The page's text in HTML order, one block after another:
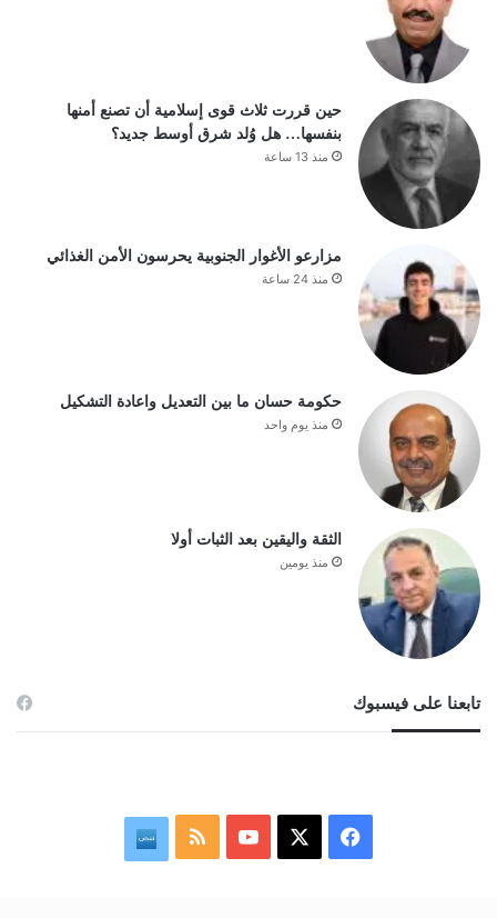
حين قررت ثلاث قوى إسلامية أن تصنع أمنها
بنفسها… هل وُلد شرق أوسط جديد؟
منذ 13 ساعة
مزارعو الأغوار الجنوبية يحرسون الأمن الغذائي
منذ 24 ساعة
حكومة حسان ما بين التعديل واعادة التشكيل
منذ يوم واحد
الثقة واليقين بعد الثبات أولا
منذ يومين
تابعنا على فيسبوك
فيسبوك ‫YouTubeملخص